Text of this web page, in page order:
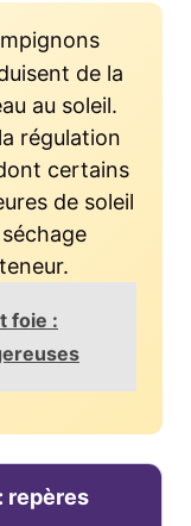
de la
au soleil.
régulation
certains
de soleil
foie :
repères